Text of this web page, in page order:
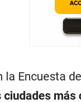
la Encuesta
ciudades más